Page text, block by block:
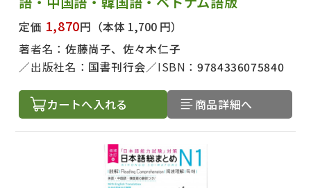
定価 1,870円 （本体 1,700 円）
著者名： 佐藤尚子、佐々木仁子
出版社名： 国書刊行会 ISBN：9784336075840
カートへ入れる 商品詳細へ